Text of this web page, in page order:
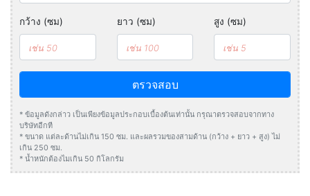
กว้าง (ซม) ยาว (ซม) สูง (ซม)
ตรวจสอบ
* ข้อมูลดังกล่าว เป็นเพียงข้อมูลประกอบเบื้องต้นเท่านั้น กรุณาตรวจสอบจากทาง
บริษัทอีกที
* ขนาด แต่ละด้านไม่เกิน 150 ซม. และผลรวมของสามด้าน (กว้าง + ยาว + สูง) ไม่
เกิน 250 ซม.
* น้ำหนักต้องไมเกิน 50 กิโลกรัม